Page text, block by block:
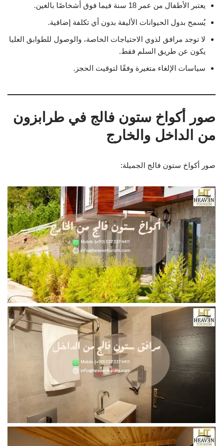
يعتبر الأطفال من عمر 18 سنة فيما فوق أشخاصًا بالغين.
يُسمح بدول الحيوانات الأليفة بدون أي تكلفة إضافية.
لا توجد مرافق لذوي الاحتياجات الخاصة، والوصول للطوابق العليا
يكون عن طريق السلم فقط.
سياسات الإلغاء متغيرة وفقًا لتوقيت الحجز.
صور أكواخ ستون فالج في طرابزون
من الداخل والخارج
صور أكواخ ستون فالج الجميلة: